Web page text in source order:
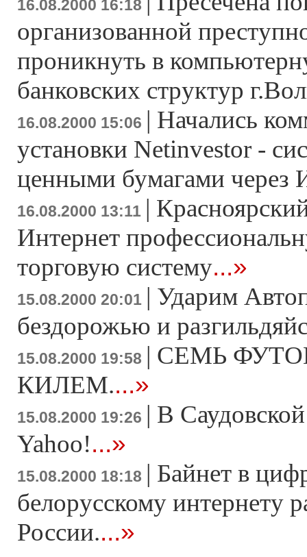
16.08.2000 16:18
организованной
проникнуть в
банковских структур
16.08.2000 15:06 | Начались
установки Netinvestor -
ценными бумагами через
16.08.2000 13:11 |
Интернет
торговую систему...»
15.08.2000 20:01 | Ударим
бездорожью и
15.08.2000 19:58 | СЕМЬ
КИЛЕМ....»
15.08.2000 19:26 | В
Yahoo!...»
15.08.2000 18:18 | Байнет в
белорусскому интернету
России....»